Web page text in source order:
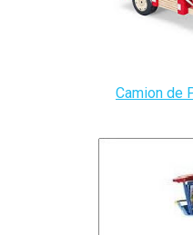
Camion de